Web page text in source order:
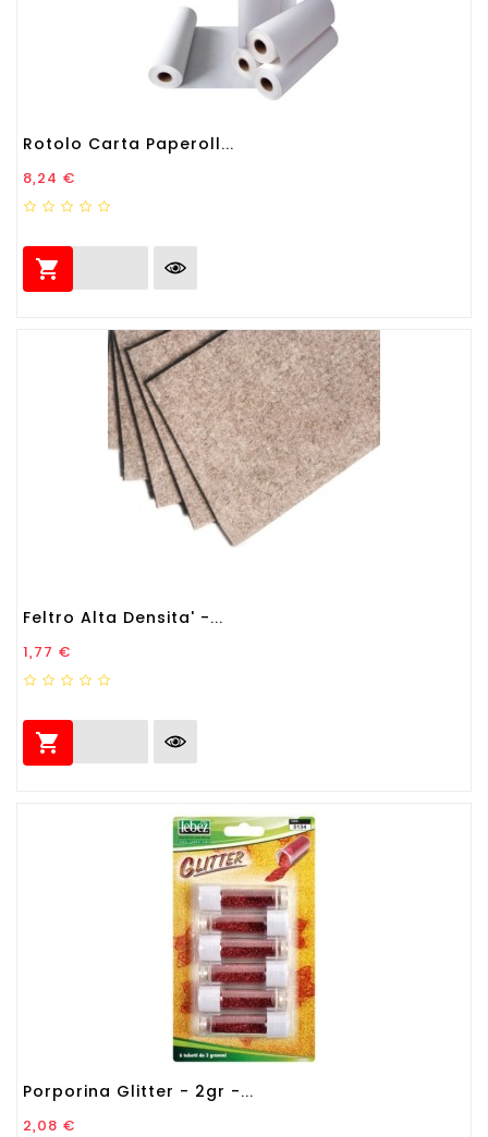
Rotolo Carta Paperoll...
Prezzo
8,24 €

Feltro Alta Densita' -...
Prezzo
1,77 €

Porporina Glitter - 2gr -...
Prezzo
2,08 €